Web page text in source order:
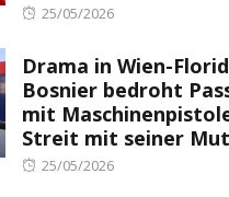
Posted
25/05/2026
Drama in Wien-
Bosnier bedroht
mit
Streit mit seiner
Posted
25/05/2026